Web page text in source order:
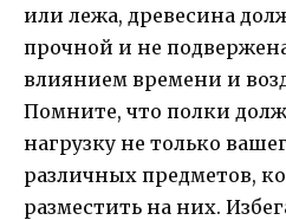
или лежа, древесина
прочной и не
влиянием времени и
Помните, что полки
нагрузку не только
различных предметов,
разместить на них.